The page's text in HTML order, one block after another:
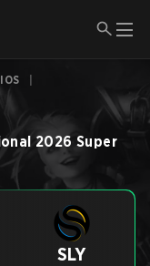
2026 Super
SLY